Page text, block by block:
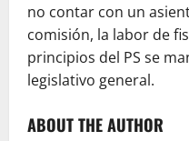
no contar con un
comisión, la labor de
principios del PS se
legislativo general.
ABOUT THE AUTHOR